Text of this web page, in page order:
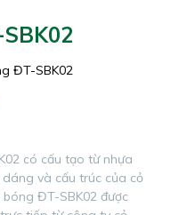
ĐT-SBK02
có cấu tạo từ nhựa
và cấu trúc của cỏ
ĐT-SBK02 được